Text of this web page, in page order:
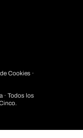
Cookies ·
· Todos los